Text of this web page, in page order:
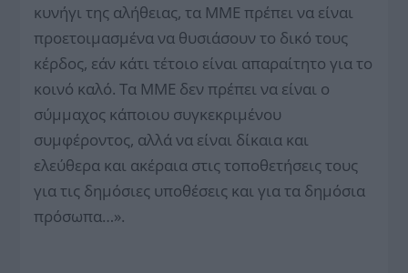
κυνήγι της αλήθειας, τα ΜΜΕ πρέπει να είναι
προετοιμασμένα να θυσιάσουν το δικό τους
κέρδος, εάν κάτι τέτοιο είναι απαραίτητο για το
κοινό καλό. Τα ΜΜΕ δεν πρέπει να είναι ο
σύμμαχος κάποιου συγκεκριμένου
συμφέροντος, αλλά να είναι δίκαια και
ελεύθερα και ακέραια στις τοποθετήσεις τους
για τις δημόσιες υποθέσεις και για τα δημόσια
πρόσωπα…».